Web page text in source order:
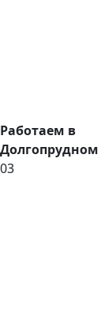
Работаем в
Долгопрудном
03